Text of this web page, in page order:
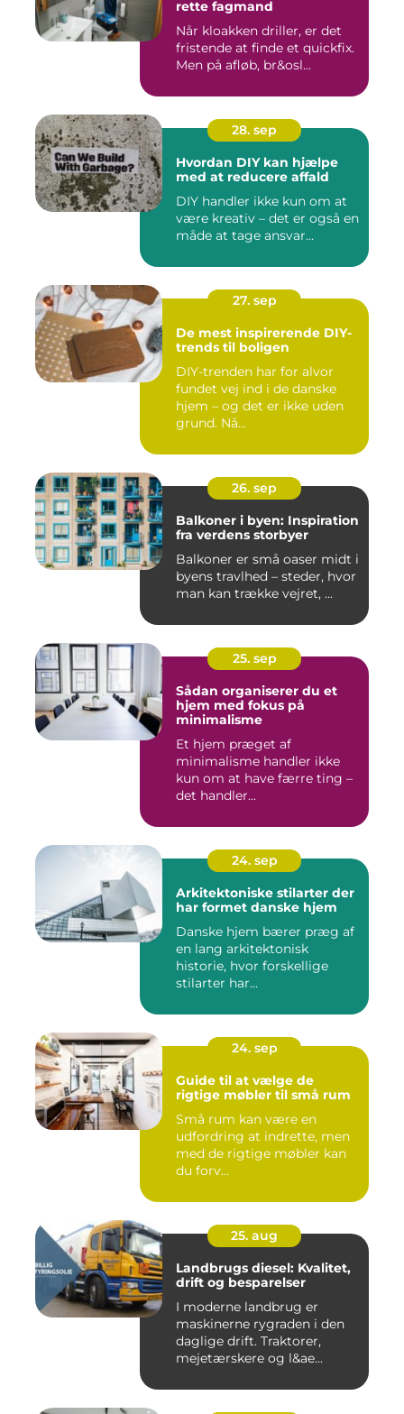
rette fagmand
Når kloakken driller, er det
fristende at finde et quickfix.
Men på afløb, br&osl...
28. sep
Hvordan DIY kan hjælpe
med at reducere affald
DIY handler ikke kun om at
være kreativ – det er også en
måde at tage ansvar...
27. sep
De mest inspirerende DIY-
trends til boligen
DIY-trenden har for alvor
fundet vej ind i de danske
hjem – og det er ikke uden
grund. Nå...
26. sep
Balkoner i byen: Inspiration
fra verdens storbyer
Balkoner er små oaser midt i
byens travlhed – steder, hvor
man kan trække vejret, ...
25. sep
Sådan organiserer du et
hjem med fokus på
minimalisme
Et hjem præget af
minimalisme handler ikke
kun om at have færre ting –
det handler...
24. sep
Arkitektoniske stilarter der
har formet danske hjem
Danske hjem bærer præg af
en lang arkitektonisk
historie, hvor forskellige
stilarter har...
24. sep
Guide til at vælge de
rigtige møbler til små rum
Små rum kan være en
udfordring at indrette, men
med de rigtige møbler kan
du forv...
25. aug
Landbrugs diesel: Kvalitet,
drift og besparelser
I moderne landbrug er
maskinerne rygraden i den
daglige drift. Traktorer,
mejetærskere og l&ae...